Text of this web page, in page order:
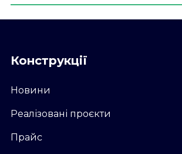
Конструкції
Новини
Реалізовані проєкти
Прайс